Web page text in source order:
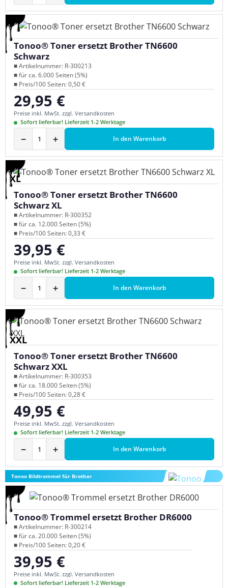
Tonoo® Toner ersetzt Brother TN6600
Schwarz
■ Artikelnummer: R-300213
■ für ca. 6.000 Seiten (5%)
■ Preis/100 Seiten: 0,50 €
Regulärer Preis:
29,95 €
Preise inkl. MwSt. zzgl. Versandkosten
Sofort lieferbar! Lieferzeit 1-2 Werktage
− + In den Warenkorb
XL
Tonoo® Toner ersetzt Brother TN6600
Schwarz XL
■ Artikelnummer: R-300352
■ für ca. 12.000 Seiten (5%)
■ Preis/100 Seiten: 0,33 €
Regulärer Preis:
39,95 €
Preise inkl. MwSt. zzgl. Versandkosten
Sofort lieferbar! Lieferzeit 1-2 Werktage
− + In den Warenkorb
XXL
Tonoo® Toner ersetzt Brother TN6600
Schwarz XXL
■ Artikelnummer: R-300353
■ für ca. 18.000 Seiten (5%)
■ Preis/100 Seiten: 0,28 €
Regulärer Preis:
49,95 €
Preise inkl. MwSt. zzgl. Versandkosten
Sofort lieferbar! Lieferzeit 1-2 Werktage
− + In den Warenkorb
Tonoo Bildtrommel für Brother
Tonoo® Trommel ersetzt Brother DR6000
■ Artikelnummer: R-300214
■ für ca. 20.000 Seiten (5%)
■ Preis/100 Seiten: 0,20 €
Regulärer Preis:
39,95 €
Preise inkl. MwSt. zzgl. Versandkosten
Sofort lieferbar! Lieferzeit 1-2 Werktage